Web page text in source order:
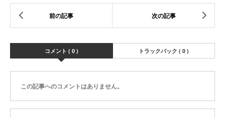
コメント ( 0 ) トラックバック ( 0 )
この記事へのコメントはありません。